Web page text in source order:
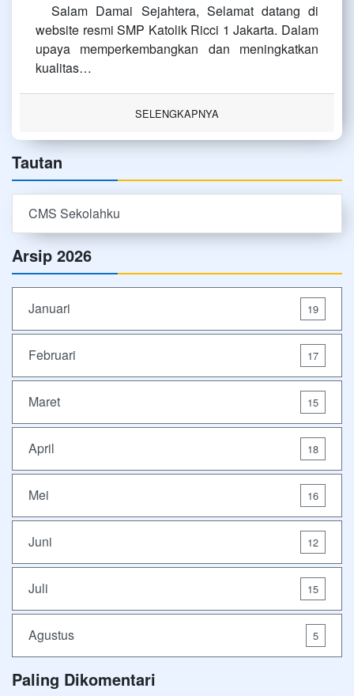
Salam Damai Sejahtera, Selamat datang di
website resmi SMP Katolik Ricci 1 Jakarta. Dalam
upaya memperkembangkan dan meningkatkan
kualitas…
SELENGKAPNYA
Tautan
CMS Sekolahku
Arsip 2026
Januari 19
Februari 17
Maret 15
April 18
Mei 16
Juni 12
Juli 15
Agustus 5
Paling Dikomentari